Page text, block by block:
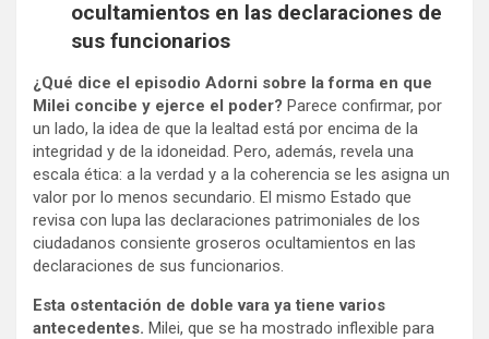
ocultamientos en las declaraciones de
sus funcionarios
¿Qué dice el episodio Adorni sobre la forma en que
Milei concibe y ejerce el poder? Parece confirmar, por
un lado, la idea de que la lealtad está por encima de la
integridad y de la idoneidad. Pero, además, revela una
escala ética: a la verdad y a la coherencia se les asigna un
valor por lo menos secundario. El mismo Estado que
revisa con lupa las declaraciones patrimoniales de los
ciudadanos consiente groseros ocultamientos en las
declaraciones de sus funcionarios.
Esta ostentación de doble vara ya tiene varios
antecedentes. Milei, que se ha mostrado inflexible para